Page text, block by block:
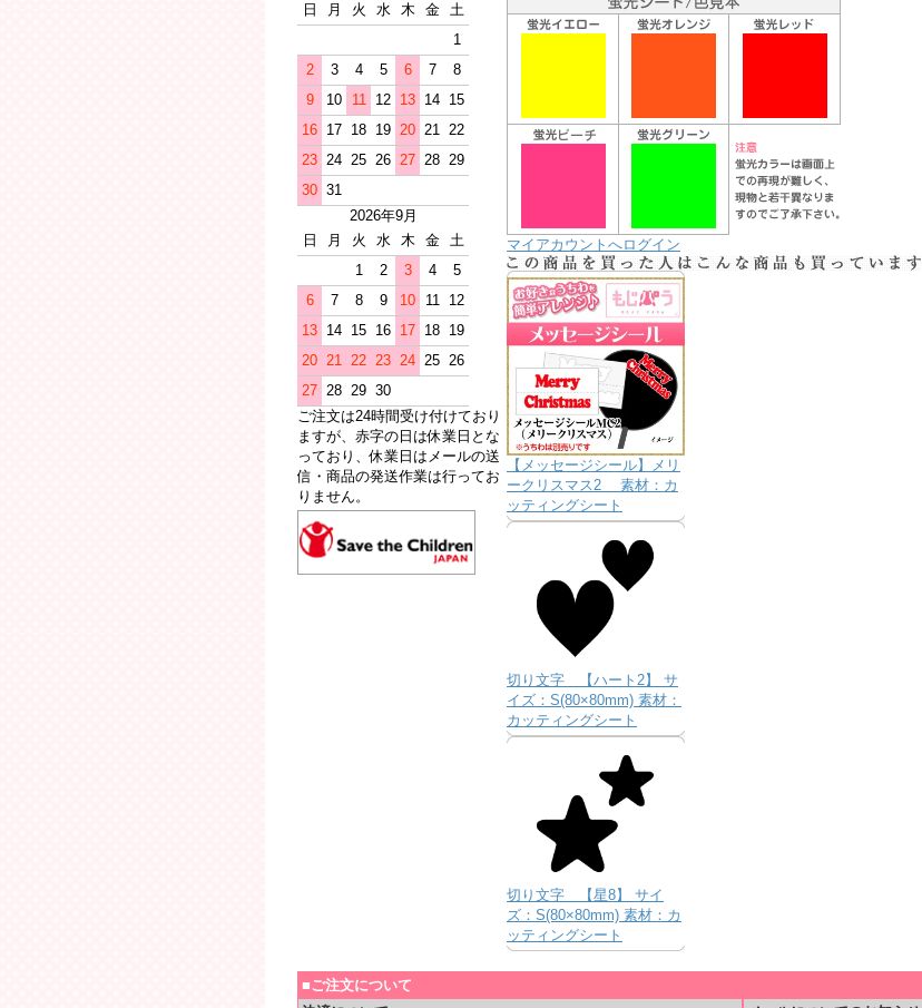
日
月 火 水 木 金
土
1
2
3 4 5 6 7
8
9
10 11 12 13 14 15
16 17 18 19 20 21 22
23 24 25 26 27 28 29
30 31
2026年9月
日
月 火 水 木 金
土
1
2 3 4
5
6
7 8 9 10 11
12
13 14 15 16 17 18 19
20 21 22 23 24 25 26
27 28 29 30
ご注文は24時間受け付けており
ますが、赤字の日は休業日とな
っており、休業日はメールの送
信・商品の発送作業は行ってお
りません。
マイアカウントへログイン
【メッセージシール】メリ
ークリスマス2 素材：カ
ッティングシート
切り文字 【ハート2】 サ
イズ：S(80×80mm) 素材：
カッティングシート
切り文字 【星8】 サイ
ズ：S(80×80mm) 素材：カ
ッティングシート
■ご注文について